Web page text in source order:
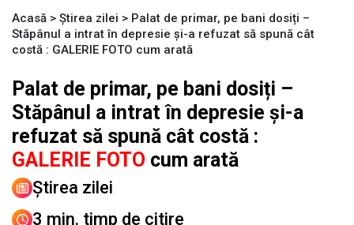
Acasă > Știrea zilei > Palat de primar, pe bani dosiți –
Stăpânul a intrat în depresie și-a refuzat să spună cât
costă : GALERIE FOTO cum arată
Palat de primar, pe bani dosiți –
Stăpânul a intrat în depresie și-a
refuzat să spună cât costă :
GALERIE FOTO cum arată
Știrea zilei
3 min. timp de citire